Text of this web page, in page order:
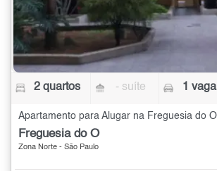
2 quartos - suíte 1 vaga
Freguesia do Ó
Zona Norte - São Paulo